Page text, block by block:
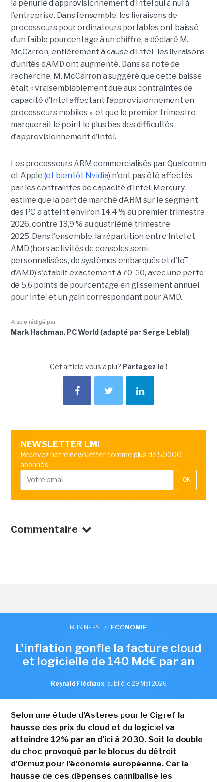
la pénurie d’approvisionnement d’Intel qui a nui à
l’entreprise. Dans l’ensemble, les livraisons de
processeurs pour ordinateurs portables ont baissé
d’un faible pourcentage à un chiffre, a déclaré M.
McCarron, entièrement à cause d’Intel ; les livraisons
d’unités d’AMD ont augmenté. Dans sa note de
recherche, M. McCarron a suggéré que cette baisse
était « vraisemblablement due aux contraintes de
capacité d’Intel affectant l’approvisionnement en
processeurs mobiles », et que le premier trimestre
marquerait le point le plus bas des difficultés
d’approvisionnement d’Intel.
Les processeurs ARM commercialisés par Qualcomm
et Apple (et bientôt Nvidia) n’ont pas été affectés
par les contraintes de capacité d’Intel. Mercury
estime que la part de marché d’ARM sur le segment
des PC a atteint environ 14,4 % au premier trimestre
2026, contre 13,9 % au quatrième trimestre
2025. Dans l'ensemble, la répartition entre Intel et
AMD (hors activités de consoles semi-
personnalisées, de systèmes embarqués et d'IoT
d'AMD) s'établit exactement à 70-30, avec une perte
de 5,6 points de pourcentage en glissement annuel
pour Intel et un gain correspondant pour AMD.
Article rédigé par
Mark Hachman, PC World (adapté par Serge Leblal)
Cet article vous a plu? Partagez le !
NEWSLETTER LMI
Recevez notre newsletter comme plus de 50000
abonnés
OK
Commentaire
BUSINESS / ECONOMIE
L'inflation gonfle la facture cloud
et logicielle de 140 Md€ par an
Reynald Fléchaux, publié le 29 Mai 2026
Selon une étude d'Asteres pour le Cigref la
hausse des prix du cloud et du logiciel va
atteindre 12% par an d'ici à 2030. Soit le double
du choc provoqué par le blocus du détroit
d'Ormuz pour l'économie européenne. Car la
hausse de ces dépenses cannibalise les